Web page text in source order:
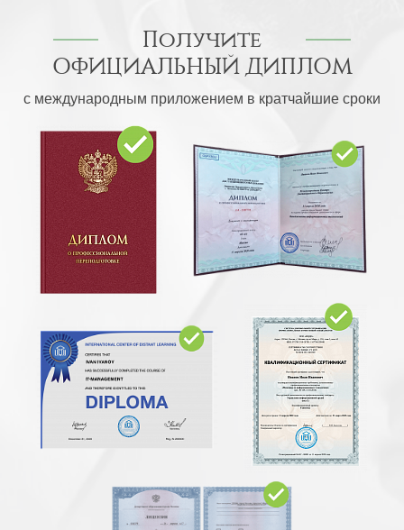
Получите
ОФИЦИАЛЬНЫЙ ДИПЛОМ
с международным приложением в кратчайшие сроки